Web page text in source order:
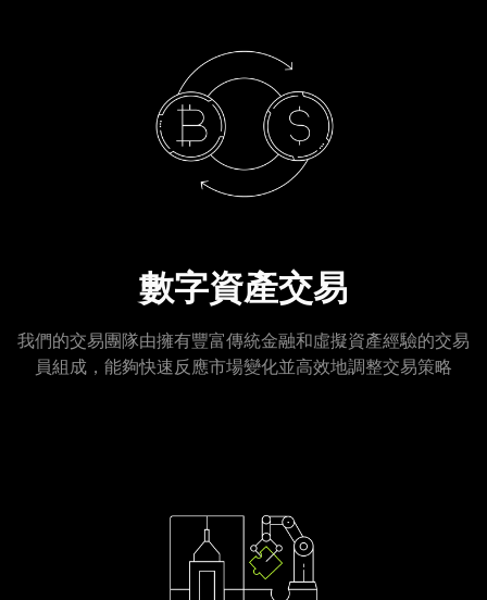
數字資產交易
我們的交易團隊由擁有豐富傳統金融和虛擬資產經驗的交易
員組成，能夠快速反應市場變化並高效地調整交易策略